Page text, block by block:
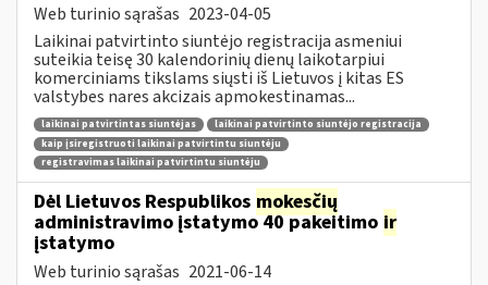
Web turinio sąrašas 2023-04-05
Laikinai patvirtinto siuntėjo registracija asmeniui
suteikia teisę 30 kalendorinių dienų laikotarpiui
komerciniams tikslams siųsti iš Lietuvos į kitas ES
valstybes nares akcizais apmokestinamas...
laikinai patvirtintas siuntėjas
laikinai patvirtinto siuntėjo registracija
kaip įsiregistruoti laikinai patvirtintu siuntėju
registravimas laikinai patvirtintu siuntėju
Dėl Lietuvos Respublikos mokesčių
administravimo įstatymo 40 pakeitimo ir
įstatymo
Web turinio sąrašas 2021-06-14